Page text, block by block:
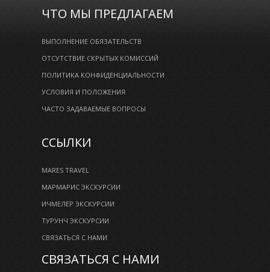
ЧТО МЫ ПРЕДЛАГАЕМ
ВЫПОЛНЕНИЕ ОБЯЗАТЕЛЬСТВ
ОТСУТСТВИЕ СКРЫТЫХ КОМИССИЙ
ПОЛИТИКА КОНФИДЕНЦИАЛЬНОСТИ
УСЛОВИЯ И ПОЛОЖЕНИЯ
ЧАСТО ЗАДАВАЕМЫЕ ВОПРОСЫ
ССЫЛКИ
MARES TRAVEL
МАРМАРИС ЭКСКУРСИИ
ИЧМЕЛЕР ЭКСКУРСИИ
ТУРУНЧ ЭКСКУРСИИ
СВЯЗАТЬСЯ С НАМИ
СВЯЗАТЬСЯ С НАМИ